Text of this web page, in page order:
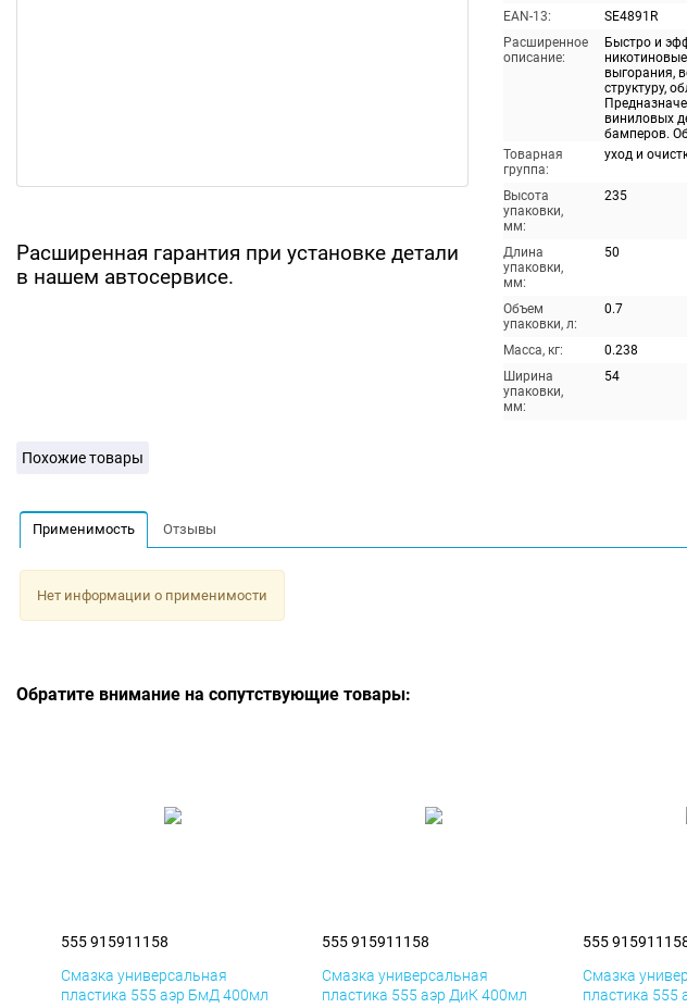
Расширенная гарантия при установке детали
в нашем автосервисе.
EAN-13:
SE4891R
Расширенное
описание:
Быстро и
выгорания,
структуру,
виниловых
бамперов.
Товарная
группа:
уход и
Высота
упаковки,
мм:
235
Длина
упаковки,
мм:
50
Объем
упаковки, л:
0.7
Масса, кг:
0.238
Ширина
упаковки,
мм:
54
Похожие товары
Применимость Отзывы
Нет информации о применимости
Обратите внимание на сопутствующие товары:
555 915911158
Смазка универсальная
пластика 555 аэр БмД 400мл
555 915911158
Смазка универсальная
пластика 555 аэр ДиК 400мл
555
Смазка
пластика 555